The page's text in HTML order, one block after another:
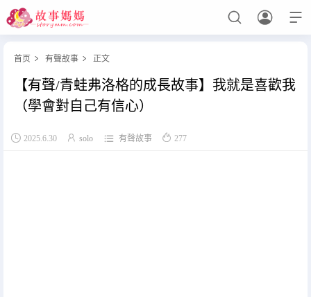



设置菜单 查看教程
首页  有聲故事  正文
【有聲/青蛙弗洛格的成長故事】我就是喜歡我
（學會對自己有信心）
 2025.6.30  solo  有聲故事  277